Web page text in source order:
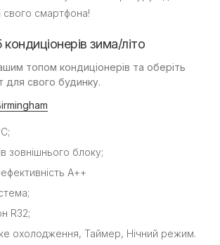
свого смартфона!
зима/літо
топом кондиціонерів та оберіть
для свого будинку.
зовнішнього блоку;
А++
R32;
охолодження, Таймер, Нічний режим.